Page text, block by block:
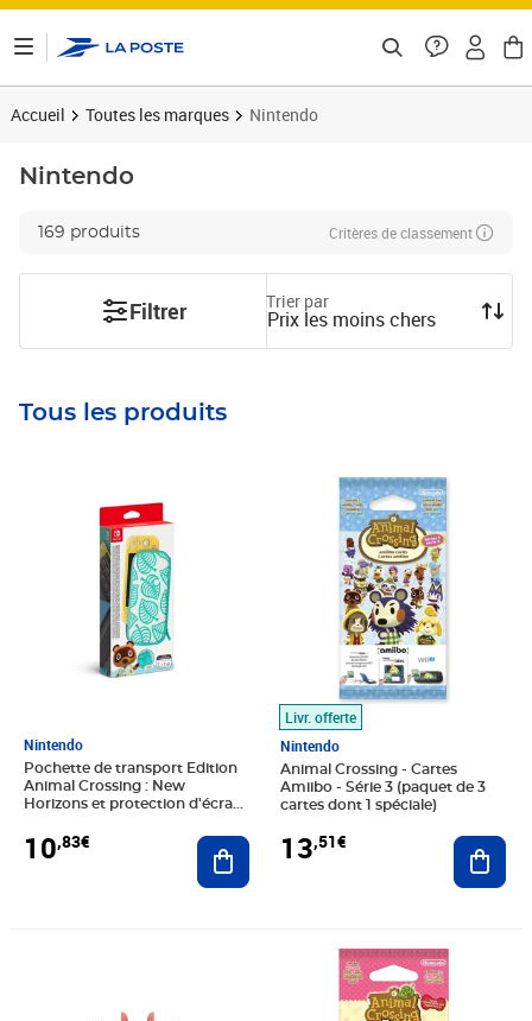
Accueil Toutes les marques Nintendo
Nintendo
169 produits Critères de classement
Filtrer Trier par
Prix les moins chers
Tous les produits
Nintendo
Pochette de transport Edition
Animal Crossing : New
Horizons et protection d'écran
10,83€ Ajouter au panier
Livr. offerte
Nintendo
Animal Crossing - Cartes
Amiibo - Série 3 (paquet de 3
cartes dont 1 spéciale)
13,51€
Prix 13,51€
Prix 16,53€